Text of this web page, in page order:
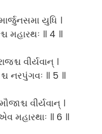
યુધિ ।
મહારથઃ ॥ 4 ॥
વીર્યવાન્ ।
નરપુંગવઃ ॥ 5 ॥
વીર્યવાન્ ।
મહારથાઃ ॥ 6 ॥